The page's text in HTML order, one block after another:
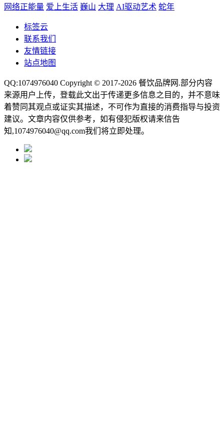
网络正能量 爱上生活 巍山 大理 AI驱动艺术 蛇年
标签云
联系我们
友情链接
站点地图
QQ:1074976040 Copyright © 2017-2026 餐饮品牌网 .部分内容
来源用户上传，登载此文出于传递更多信息之目的，并不意味
着赞同其观点或证实其描述，不可作为直接的消费指导与投资
建议。文章内容仅供参考，如有侵犯版权请来信告
知,1074976040@qq.com我们将立即处理。